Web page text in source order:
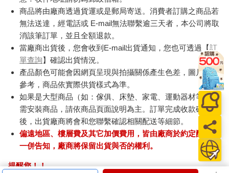
商品將由廠商透過貨運或是郵局寄送。消費者訂購之商品若
無法送達，經電話或 E-mail無法聯繫逾三天者，本公司將取
消該筆訂單，並且全額退款。
當廠商出貨後，您會收到E-mail出貨通知，您也可透過【訂
單查詢】確認出貨情況。
產品顏色可能會因網頁呈現與拍攝關係產生色差，圖片僅供
參考，商品依實際供貨樣式為準。
如果是大型商品（如：傢俱、床墊、家電、運動器材等）及
需安裝商品，請依商品頁面說明為主。訂單完成收款確認
後，出貨廠商將會和您聯繫確認相關配送等細節。
偏遠地區、樓層費及其它加價費用，皆由廠商於約定配送時
一併告知，廠商將保留出貨與否的權利。
提醒您！！